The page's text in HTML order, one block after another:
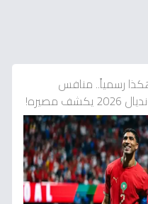
رسمياً.. منافس